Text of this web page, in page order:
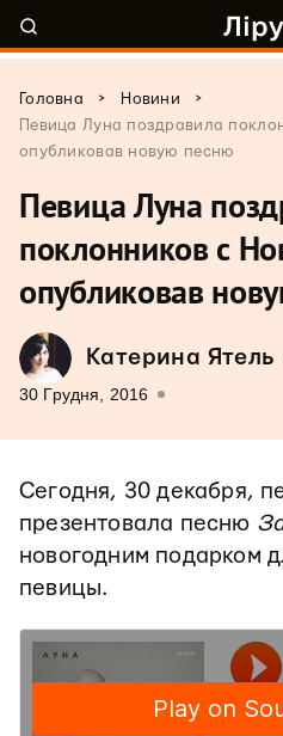
Головна > Новини
>
Певица Луна поздравила
опубликовав новую песню
Певица Луна
поклонников с
опубликовав
Катерина Ятель
30 Грудня, 2016
Сегодня, 30 декабря,
презентовала песню
новогодним подарком
певицы.